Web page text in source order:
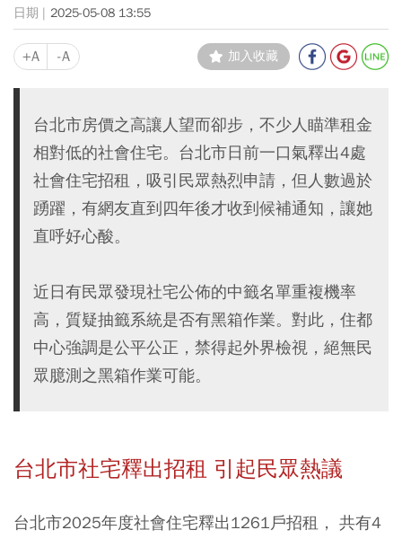
2025-05-08 13:55
+A -A 加入收藏
台北市房價之高讓人望而卻步，不少人瞄準租金
相對低的社會住宅。台北市日前一口氣釋出4處
社會住宅招租，吸引民眾熱烈申請，但人數過於
踴躍，有網友直到四年後才收到候補通知，讓她
直呼好心酸。
近日有民眾發現社宅公佈的中籤名單重複機率
高，質疑抽籤系統是否有黑箱作業。對此，住都
中心強調是公平公正，禁得起外界檢視，絕無民
眾臆測之黑箱作業可能。
台北市社宅釋出招租 引起民眾熱議
台北市2025年度社會住宅釋出1261戶招租， 共有4